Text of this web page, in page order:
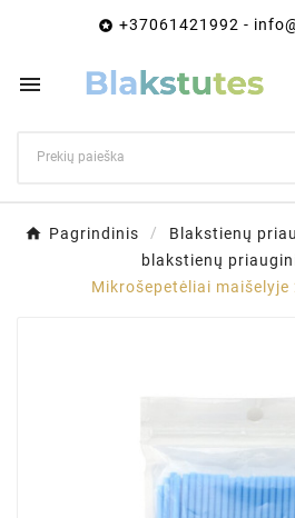
 +37061421992 -

Pagrindinis Blakstienų
blakstienų
Mikrošepetėliai maišelyje